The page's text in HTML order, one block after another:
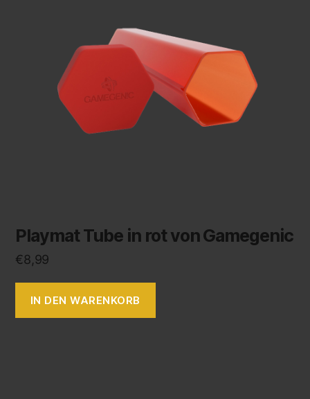
Playmat Tube in rot von Gamegenic
€8,99
IN DEN WARENKORB